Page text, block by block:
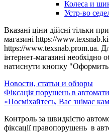
Колеса и
Устр-во
Вказані ціни дійсні тільки
магазині https://
https://www.texsnab.prom.ua.
інтернет-магазині необхідно
натиснути кнопку "Оформить
Новости, статьи и обзоры
Фіксація порушень в
«Посміхайтесь, Вас знімає
Контроль за швидкістю
фіксації правопорушень в